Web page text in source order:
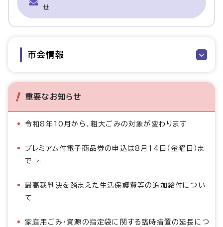
せ
市会情報
重要なお知らせ
令和8年10月から、粗大ごみの対象が変わります
プレミアム付電子商品券の申込は8月14日（金曜日）ま
で
最高裁判決を踏まえた生活保護費等の追加給付につい
て
家庭用ごみ・資源の指定袋に関する臨時措置の延長につ